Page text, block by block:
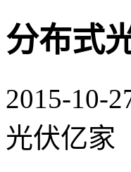
分布式
2015-10-
光伏亿家